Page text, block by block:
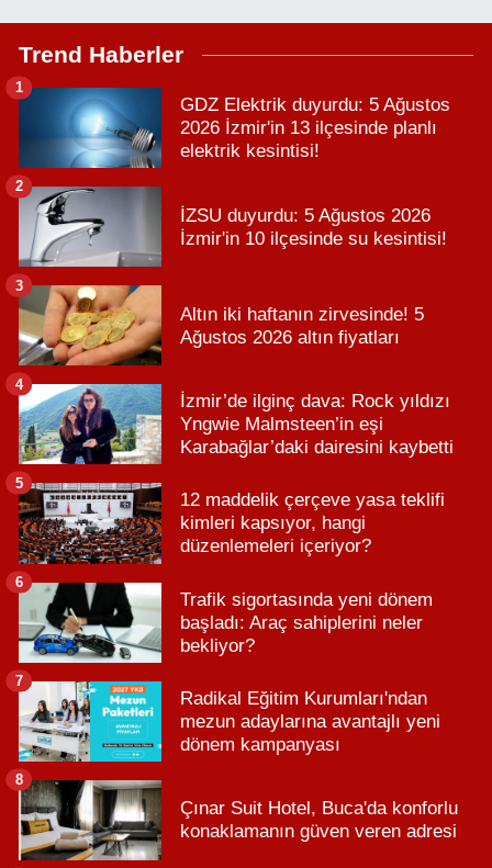
Trend Haberler
GDZ Elektrik duyurdu: 5 Ağustos
2026 İzmir'in 13 ilçesinde planlı
elektrik kesintisi!
1
İZSU duyurdu: 5 Ağustos 2026
İzmir'in 10 ilçesinde su kesintisi!
2
Altın iki haftanın zirvesinde! 5
Ağustos 2026 altın fiyatları
3
İzmir’de ilginç dava: Rock yıldızı
Yngwie Malmsteen’in eşi
Karabağlar’daki dairesini kaybetti
4
12 maddelik çerçeve yasa teklifi
kimleri kapsıyor, hangi
düzenlemeleri içeriyor?
5
Trafik sigortasında yeni dönem
başladı: Araç sahiplerini neler
bekliyor?
6
Radikal Eğitim Kurumları'ndan
mezun adaylarına avantajlı yeni
dönem kampanyası
7
Çınar Suit Hotel, Buca'da konforlu
konaklamanın güven veren adresi
8